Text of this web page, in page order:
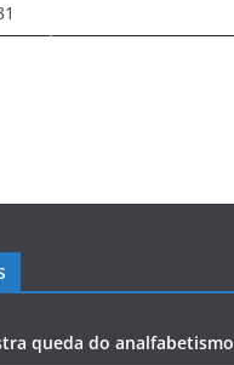
queda do analfabetismo